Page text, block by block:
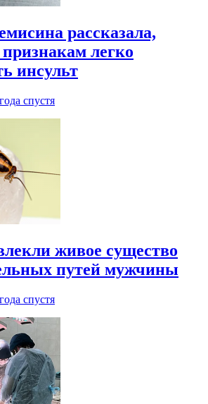
рассказала,
легко
инсульт
спустя
живое существо
путей мужчины
спустя